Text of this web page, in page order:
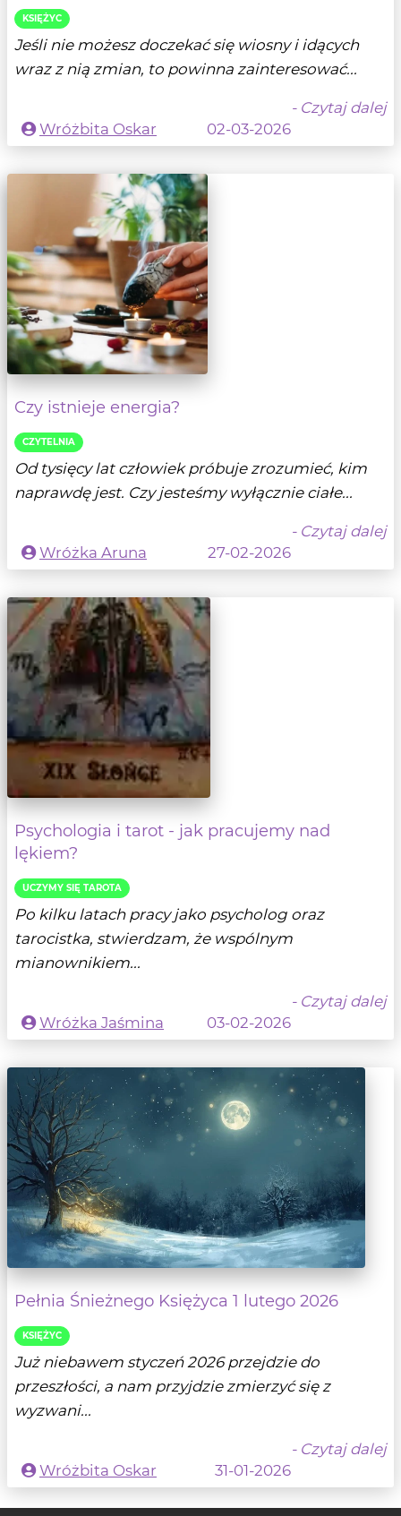
KSIĘŻYC
Jeśli nie możesz doczekać się wiosny i idących
wraz z nią zmian, to powinna zainteresować...
- Czytaj dalej
Wróżbita Oskar
02-03-2026
Czy istnieje energia?
CZYTELNIA
Od tysięcy lat człowiek próbuje zrozumieć, kim
naprawdę jest. Czy jesteśmy wyłącznie ciałe...
- Czytaj dalej
Wróżka Aruna
27-02-2026
Psychologia i tarot - jak pracujemy nad
lękiem?
UCZYMY SIĘ TAROTA
Po kilku latach pracy jako psycholog oraz
tarocistka, stwierdzam, że wspólnym
mianownikiem...
- Czytaj dalej
Wróżka Jaśmina
03-02-2026
Pełnia Śnieżnego Księżyca 1 lutego 2026
KSIĘŻYC
Już niebawem styczeń 2026 przejdzie do
przeszłości, a nam przyjdzie zmierzyć się z
wyzwani...
- Czytaj dalej
Wróżbita Oskar
31-01-2026